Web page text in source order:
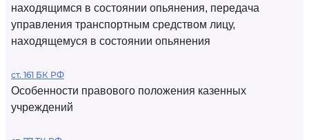
находящимся в состоянии опьянения, передача
управления транспортным средством лицу,
находящемуся в состоянии опьянения
ст. 161 БК РФ
Особенности правового положения казенных
учреждений